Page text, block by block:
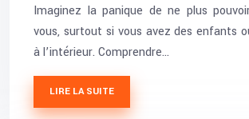
Imaginez la panique de ne plus
vous, surtout si vous avez des enfants
à l’intérieur. Comprendre…
LIRE LA SUITE